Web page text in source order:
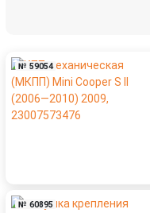
№ 59054
№ 60895